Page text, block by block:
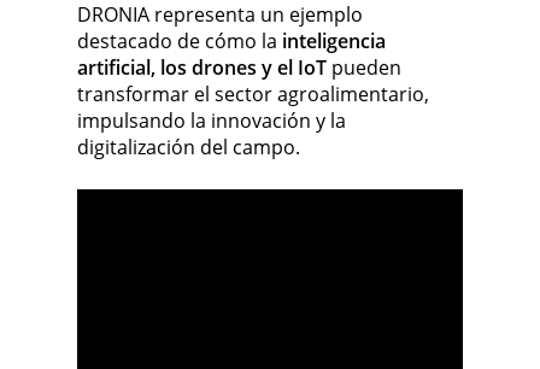
DRONIA representa un ejemplo
destacado de cómo la inteligencia
artificial, los drones y el IoT pueden
transformar el sector agroalimentario,
impulsando la innovación y la
digitalización del campo.